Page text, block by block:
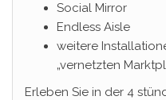
Social Mirror
Endless Aisle
weitere
„vernetzten
Erleben Sie in der 4